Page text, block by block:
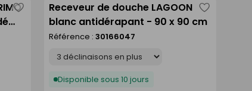
Enregistrer
comme
Receveur de douche LAGOON
blanc antidérapant - 90 x 90 cm
Référence : 30166047
Disponible sous 10 jours
comme